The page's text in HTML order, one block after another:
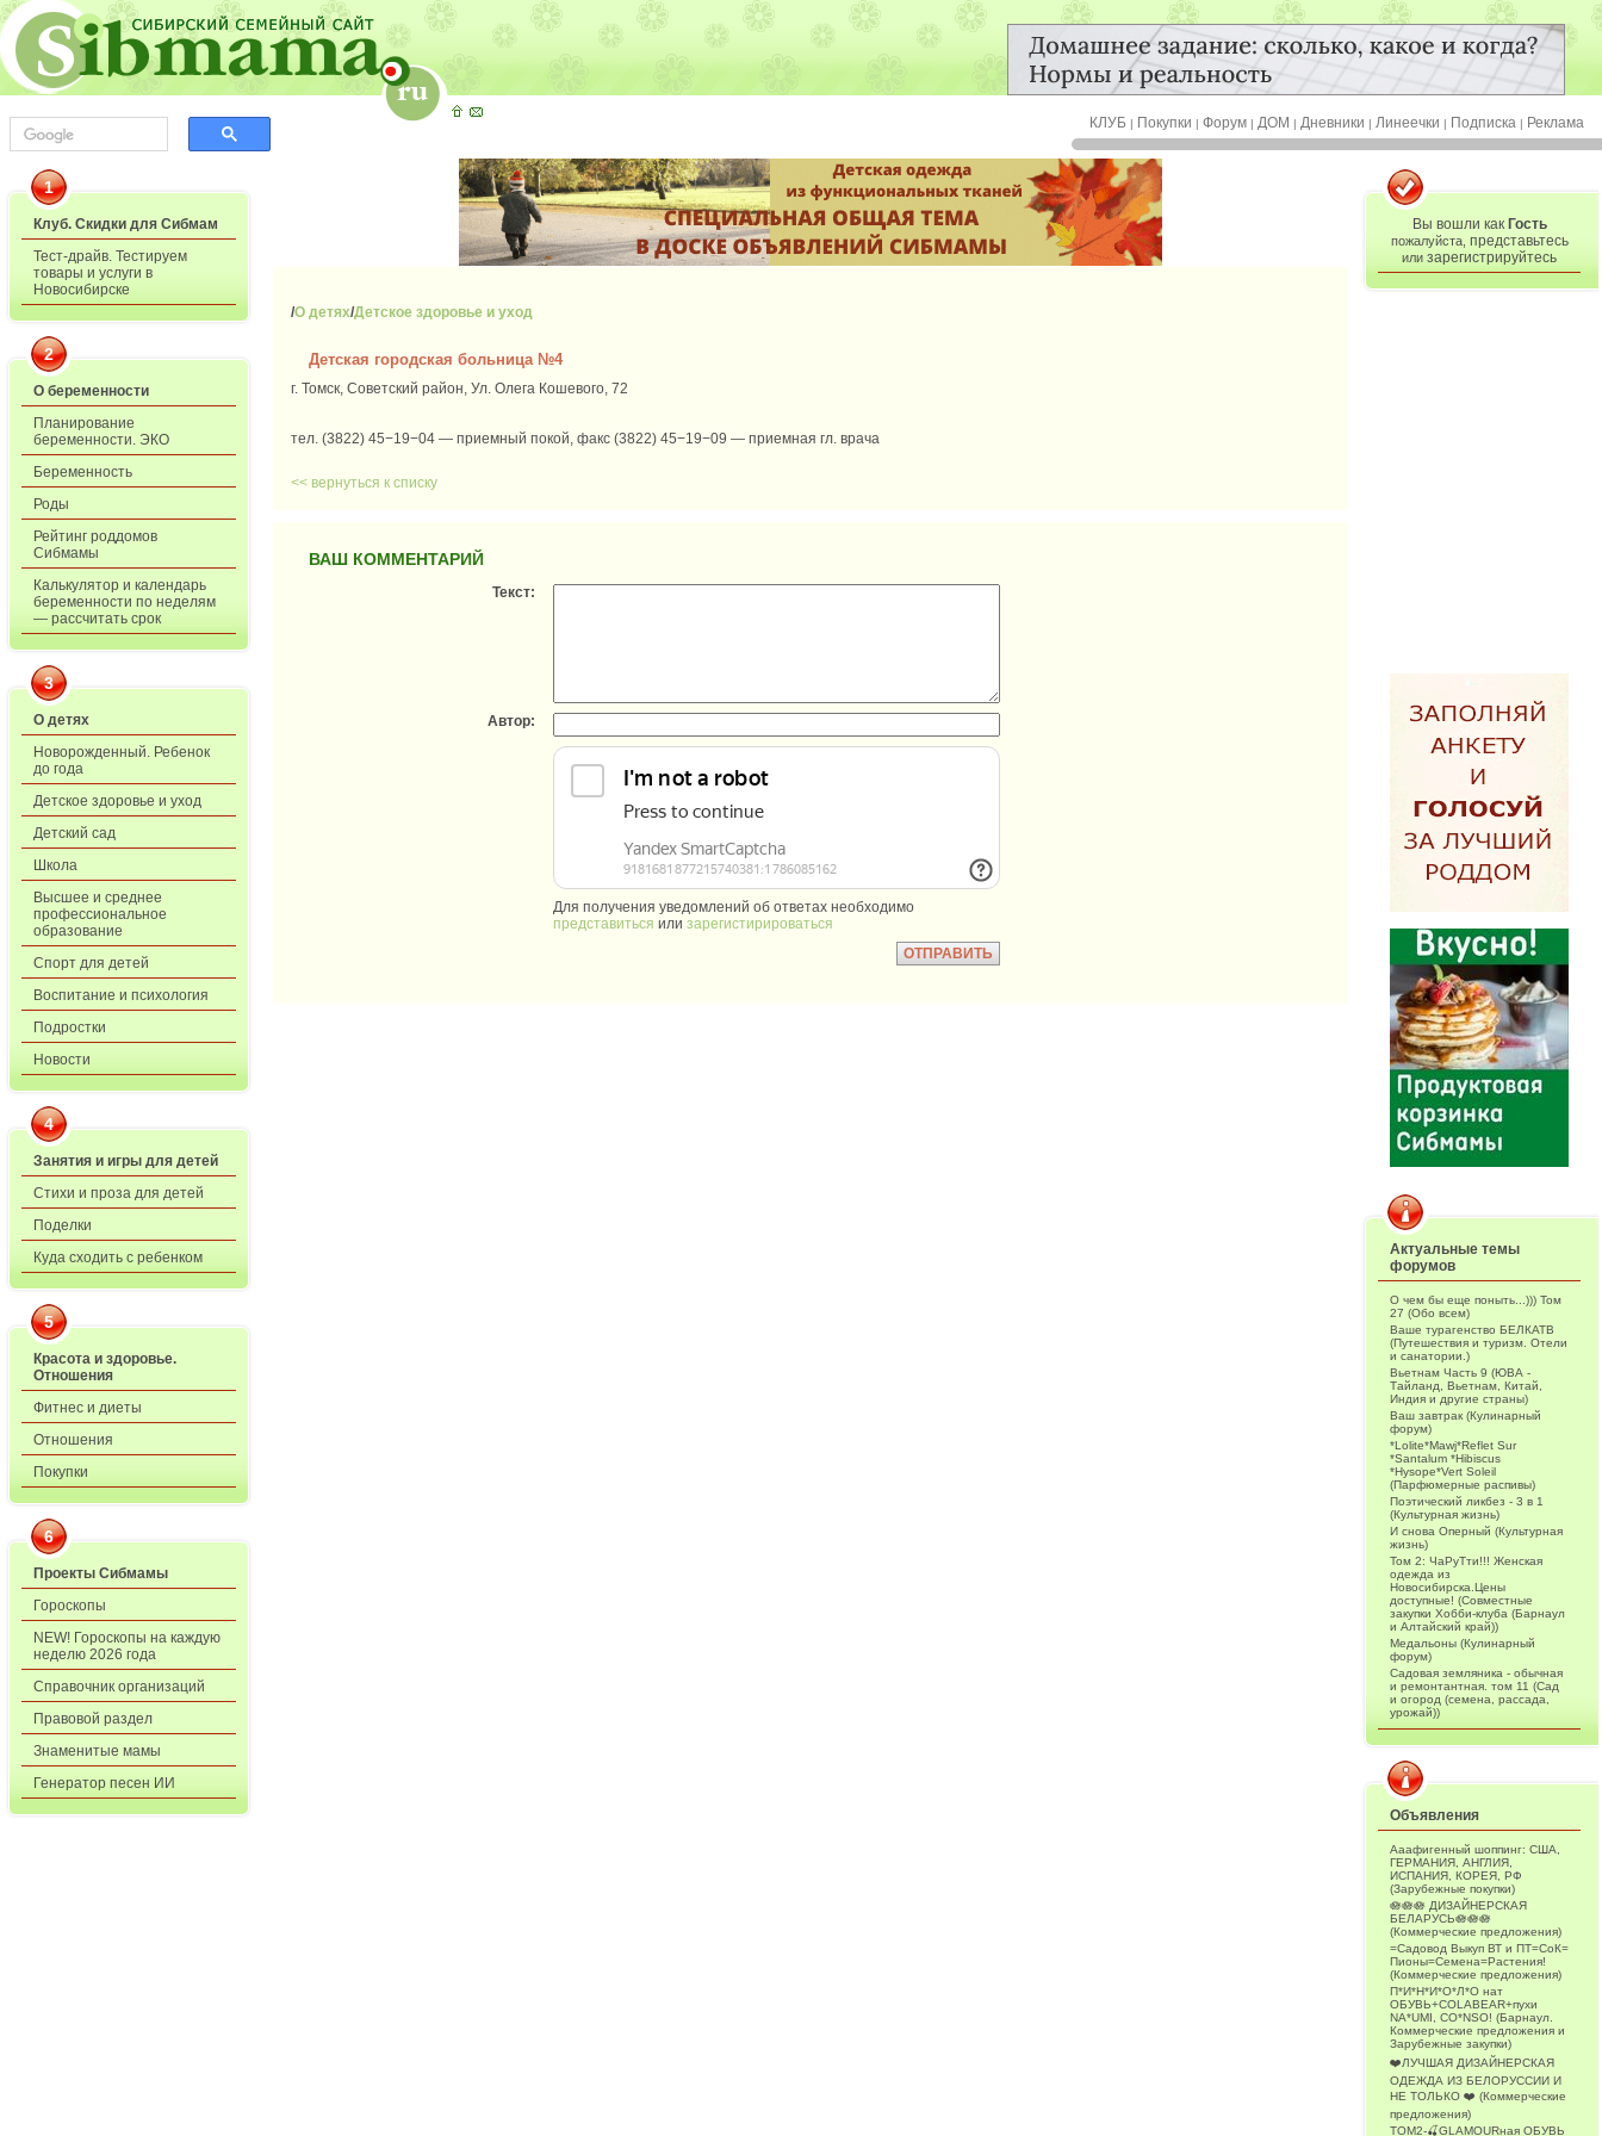
КЛУБ | Покупки | Форум | ДОМ | Дневники | Линеечки | Подписка | Реклама
1
Клуб. Скидки для Сибмам
Тест-драйв. Тестируем
товары и услуги в
Новосибирске
2
О беременности
Планирование
беременности. ЭКО
Беременность
Роды
Рейтинг роддомов
Сибмамы
Калькулятор и календарь
беременности по неделям
— рассчитать срок
3
О детях
Новорожденный. Ребенок
до года
Детское здоровье и уход
Детский сад
Школа
Высшее и среднее
профессиональное
образование
Спорт для детей
Воспитание и психология
Подростки
Новости
4
Занятия и игры для детей
Стихи и проза для детей
Поделки
Куда сходить с ребенком
5
Красота и здоровье.
Отношения
Фитнес и диеты
Отношения
Покупки
6
Проекты Сибмамы
Гороскопы
NEW! Гороскопы на каждую
неделю 2026 года
Справочник организаций
Правовой раздел
Знаменитые мамы
Генератор песен ИИ
/О детях/Детское здоровье и уход
Детская городская больница №4
г. Томск, Советский район, Ул. Олега Кошевого, 72
тел. (3822) 45−19−04 — приемный покой, факс (3822) 45−19−09 — приемная гл. врача
<< вернуться к списку
ВАШ КОММЕНТАРИЙ
Текст:
Автор:
Для получения уведомлений об ответах необходимо
представиться или зарегистирироваться
Вы вошли как Гость
пожалуйста, представьтесь
или зарегистрируйтесь
Актуальные темы
форумов
О чем бы еще поныть...))) Том
27 (Обо всем)
Ваше турагенство БЕЛКАТВ
(Путешествия и туризм. Отели
и санатории.)
Вьетнам Часть 9 (ЮВА -
Тайланд, Вьетнам, Китай,
Индия и другие страны)
Ваш завтрак (Кулинарный
форум)
*Lolite*Mawj*Reflet Sur
*Santalum *Hibiscus
*Hysope*Vert Soleil
(Парфюмерные распивы)
Поэтический ликбез - 3 в 1
(Культурная жизнь)
И снова Оперный (Культурная
жизнь)
Том 2: ЧаРуТти!!! Женская
одежда из
Новосибирска.Цены
доступные! (Совместные
закупки Хобби-клуба (Барнаул
и Алтайский край))
Медальоны (Кулинарный
форум)
Садовая земляника - обычная
и ремонтантная. том 11 (Сад
и огород (семена, рассада,
урожай))
Объявления
Ааафигенный шоппинг: США,
ГЕРМАНИЯ, АНГЛИЯ,
ИСПАНИЯ, КОРЕЯ, РФ
(Зарубежные покупки)
🪷🪷🪷 ДИЗАЙНЕРСКАЯ
БЕЛАРУСЬ🪷🪷🪷
(Коммерческие предложения)
=Садовод Выкуп ВТ и ПТ=СоК=
Пионы=Семена=Растения!
(Коммерческие предложения)
П*И*Н*И*О*Л*О нат
ОБУВЬ+COLABEAR+пухи
NA*UMI, CO*NSO! (Барнаул.
Коммерческие предложения и
Зарубежные закупки)
❤️ЛУЧШАЯ ДИЗАЙНЕРСКАЯ
ОДЕЖДА ИЗ БЕЛОРУССИИ И
НЕ ТОЛЬКО ❤️ (Коммерческие
предложения)
ТОМ2-🍒GLAMOURная ОБУВЬ